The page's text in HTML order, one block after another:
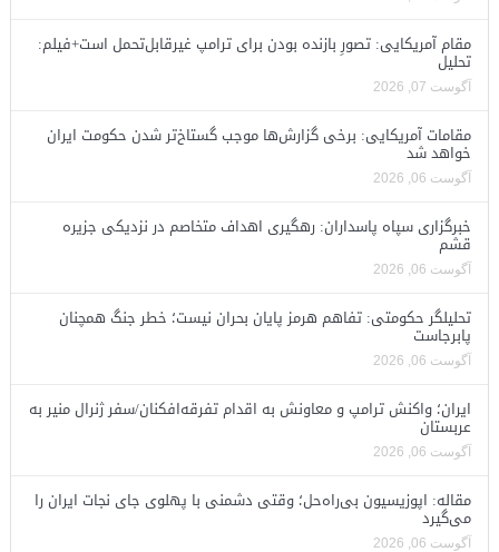
مقام آمریکایی: تصورِ بازنده بودن برای ترامپ غیرقابل‌تحمل است+فیلم:
تحلیل
آگوست 07, 2026
مقامات آمریکایی: برخی گزارش‌ها موجب گستاخ‌تر شدن حکومت ایران
خواهد شد
آگوست 06, 2026
خبرگزاری سپاه پاسداران: رهگیری اهداف متخاصم در نزدیکی جزیره
قشم
آگوست 06, 2026
تحلیلگر حکومتی: تفاهم هرمز پایان بحران نیست؛ خطر جنگ همچنان
پابرجاست
آگوست 06, 2026
ایران؛ واکنش ترامپ و معاونش به اقدام تفرقه‌افکنان/سفر ژنرال منیر به
عربستان
آگوست 06, 2026
مقاله: اپوزیسیون بی‌راه‌حل؛ وقتی دشمنی با پهلوی جای نجات ایران را
می‌گیرد
آگوست 06, 2026